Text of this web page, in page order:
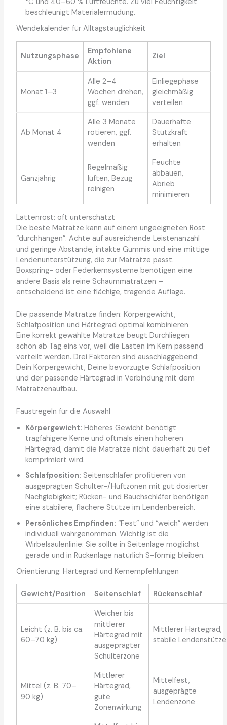
beschleunigt Materialermüdung.
Wendekalender für Alltagstauglichkeit
Nutzungsphase
Empfohlene
Aktion
Ziel
Monat 1–3
Alle 2–4
Wochen drehen,
ggf. wenden
Einliegephase
gleichmäßig
verteilen
Ab Monat 4
Alle 3 Monate
rotieren, ggf.
wenden
Dauerhafte
Stützkraft
erhalten
Ganzjährig
Regelmäßig
lüften, Bezug
reinigen
Feuchte
abbauen,
Abrieb
minimieren
Lattenrost: oft unterschätzt
Die beste Matratze kann auf einem ungeeigneten Rost
“durchhängen”. Achte auf ausreichende Leistenanzahl
und geringe Abstände, intakte Gummis und eine mittige
Lendenunterstützung, die zur Matratze passt.
Boxspring- oder Federkernsysteme benötigen eine
andere Basis als reine Schaummatratzen –
entscheidend ist eine flächige, tragende Auflage.
Die passende Matratze finden: Körpergewicht,
Schlafposition und Härtegrad optimal kombinieren
Eine korrekt gewählte Matratze beugt Durchliegen
schon ab Tag eins vor, weil die Lasten im Kern passend
verteilt werden. Drei Faktoren sind ausschlaggebend:
Dein Körpergewicht, Deine bevorzugte Schlafposition
und der passende Härtegrad in Verbindung mit dem
Matratzenaufbau.
Faustregeln für die Auswahl
Körpergewicht: Höheres Gewicht benötigt
tragfähigere Kerne und oftmals einen höheren
Härtegrad, damit die Matratze nicht dauerhaft zu tief
komprimiert wird.
Schlafposition: Seitenschläfer profitieren von
ausgeprägten Schulter-/Hüftzonen mit gut dosierter
Nachgiebigkeit; Rücken- und Bauchschläfer benötigen
eine stabilere, flachere Stütze im Lendenbereich.
Persönliches Empfinden: “Fest” und “weich” werden
individuell wahrgenommen. Wichtig ist die
Wirbelsäulenlinie: Sie sollte in Seitenlage möglichst
gerade und in Rückenlage natürlich S-förmig bleiben.
Orientierung: Härtegrad und Kernempfehlungen
Gewicht/Position Seitenschlaf Rückenschlaf
Leicht (z. B. bis ca.
60–70 kg)
Weicher bis
mittlerer
Härtegrad mit
ausgeprägter
Schulterzone
Mittlerer Härtegrad,
stabile Lendenstütze
Mittel (z. B. 70–
90 kg)
Mittlerer
Härtegrad,
gute
Zonenwirkung
Mittelfest,
ausgeprägte
Lendenzone